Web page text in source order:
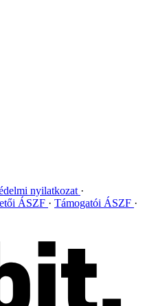
nyilatkozat
ÁSZF
Támogatói ÁSZF